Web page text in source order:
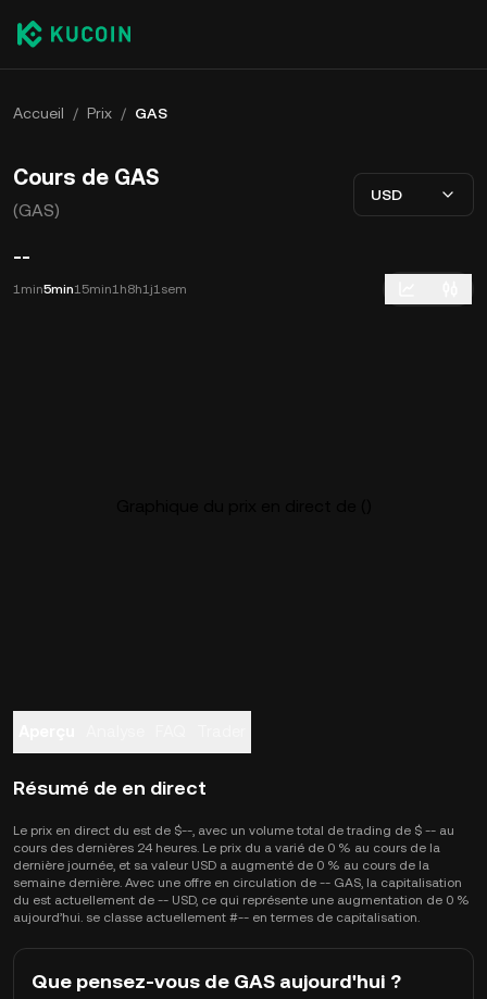
Accueil / Prix / GAS
Cours de GAS
(GAS)
USD
--
1min5min15min1h8h1j1sem
Résumé de en direct
Le prix en direct du est de $--, avec un volume total de trading de $ -- au
cours des dernières 24 heures. Le prix du a varié de 0 % au cours de la
dernière journée, et sa valeur USD a augmenté de 0 % au cours de la
semaine dernière. Avec une offre en circulation de -- GAS, la capitalisation
du est actuellement de -- USD, ce qui représente une augmentation de 0 %
aujourd’hui. se classe actuellement #-- en termes de capitalisation.
Que pensez-vous de GAS aujourd'hui ?